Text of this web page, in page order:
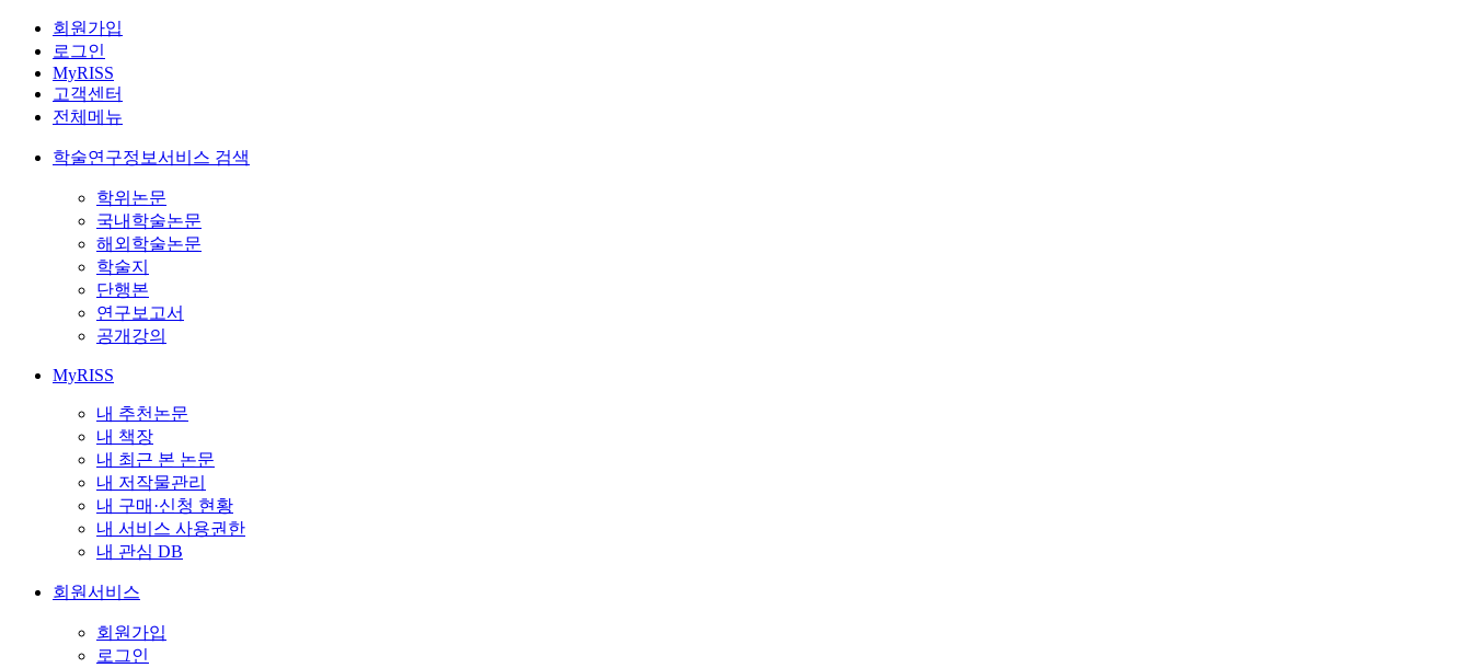
회원가입
로그인
MyRISS
고객센터
전체메뉴
학술연구정보서비스 검색
학위논문
국내학술논문
해외학술논문
학술지
단행본
연구보고서
공개강의
MyRISS
내 추천논문
내 책장
내 최근 본 논문
내 저작물관리
내 구매·신청 현황
내 서비스 사용권한
내 관심 DB
회원서비스
회원가입
로그인